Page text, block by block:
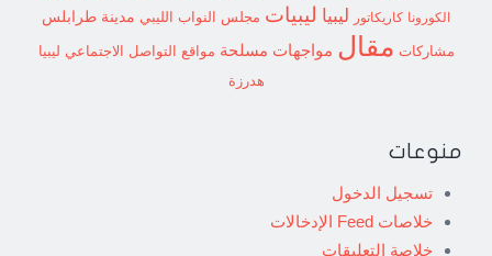
الكورونا كاريكاتور ليبيا ليبيات مجلس النواب الليبي مدينة طرابلس
مشاركات مقال مواجهات مسلحة مواقع التواصل الاجتماعي ليبيا
هدرزة
منوعات
تسجيل الدخول
خلاصات Feed الإدخالات
خلاصة التعليقات